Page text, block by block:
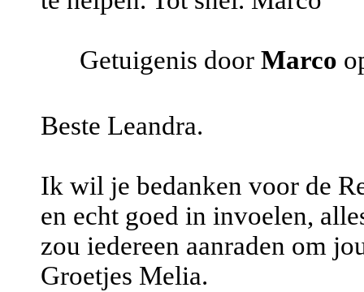
Getuigenis door Marco
Beste Leandra.
Ik wil je bedanken voor de
en echt goed in invoelen,
zou iedereen aanraden om
Groetjes Melia.